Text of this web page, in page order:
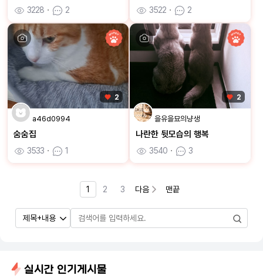
3228 ㆍ 2 3522 ㆍ 2
2
a46d0994
숨숨집
3533 ㆍ 1
2
을유을묘의냥생
나란한 뒷모습의 행복
3540 ㆍ 3
1 2 3 다음 맨끝
실시간 인기게시물